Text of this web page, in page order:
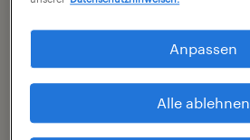
Anpassen
Alle ablehnen